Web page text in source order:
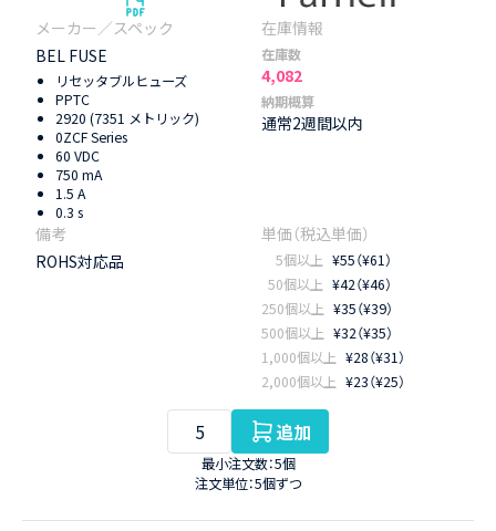
BEL FUSE
リセッタブルヒューズ
PPTC
2920 (7351 メトリック)
0ZCF Series
60 VDC
750 mA
1.5 A
0.3 s
在庫数
4,082
納期概算
通常2週間以内
ROHS対応品 5個以上 ¥55（¥61）
50個以上 ¥42（¥46）
250個以上 ¥35（¥39）
500個以上 ¥32（¥35）
1,000個以上 ¥28（¥31）
2,000個以上 ¥23（¥25）
追加
最小注文数：5個
注文単位：5個ずつ